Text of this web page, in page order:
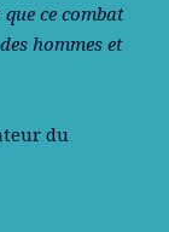
ce combat
hommes et
du